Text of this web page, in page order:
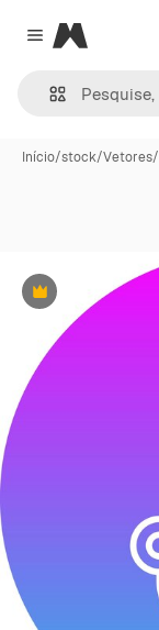
Close menu
Magnific
Início/stock/Vetores/
Premium